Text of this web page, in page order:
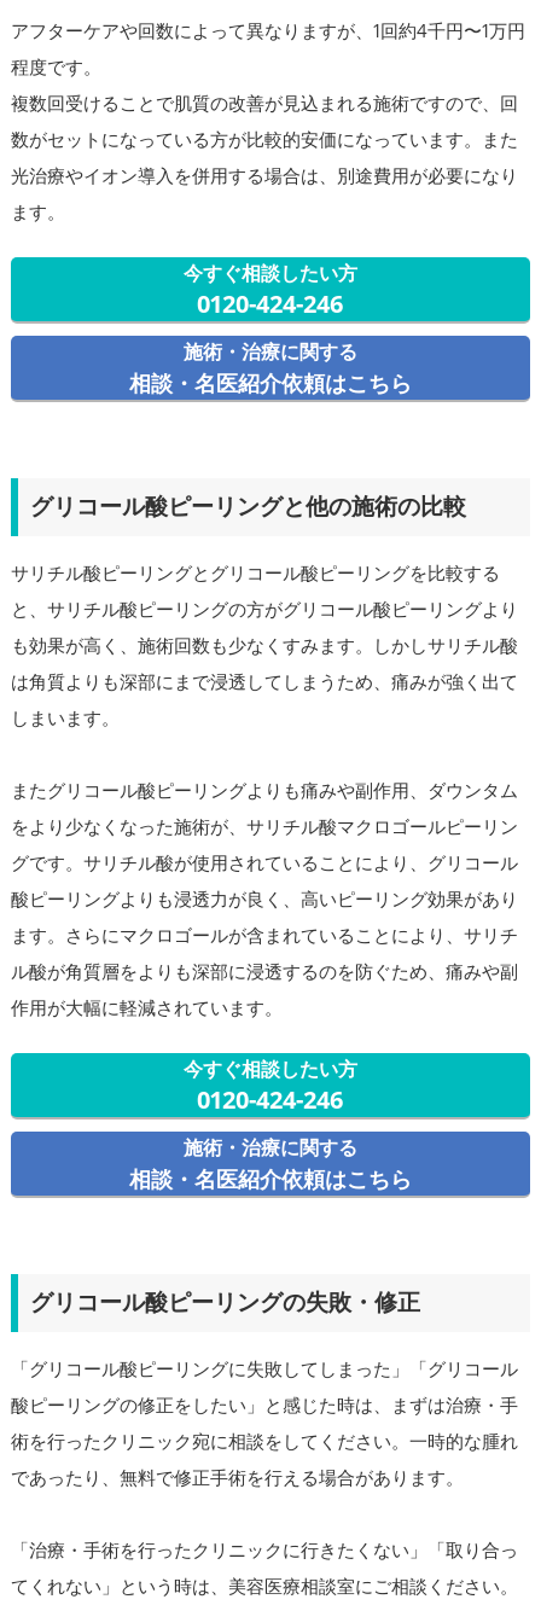
アフターケアや回数によって異なりますが、1回約4千円〜1万円
程度です。
複数回受けることで肌質の改善が見込まれる施術ですので、回
数がセットになっている方が比較的安価になっています。また
光治療やイオン導入を併用する場合は、別途費用が必要になり
ます。
今すぐ相談したい方
0120-424-246
施術・治療に関する
相談・名医紹介依頼はこちら
グリコール酸ピーリングと他の施術の比較
サリチル酸ピーリングとグリコール酸ピーリングを比較する
と、サリチル酸ピーリングの方がグリコール酸ピーリングより
も効果が高く、施術回数も少なくすみます。しかしサリチル酸
は角質よりも深部にまで浸透してしまうため、痛みが強く出て
しまいます。
またグリコール酸ピーリングよりも痛みや副作用、ダウンタム
をより少なくなった施術が、サリチル酸マクロゴールピーリン
グです。サリチル酸が使用されていることにより、グリコール
酸ピーリングよりも浸透力が良く、高いピーリング効果があり
ます。さらにマクロゴールが含まれていることにより、サリチ
ル酸が角質層をよりも深部に浸透するのを防ぐため、痛みや副
作用が大幅に軽減されています。
今すぐ相談したい方
0120-424-246
施術・治療に関する
相談・名医紹介依頼はこちら
グリコール酸ピーリングの失敗・修正
「グリコール酸ピーリングに失敗してしまった」「グリコール
酸ピーリングの修正をしたい」と感じた時は、まずは治療・手
術を行ったクリニック宛に相談をしてください。一時的な腫れ
であったり、無料で修正手術を行える場合があります。
「治療・手術を行ったクリニックに行きたくない」「取り合っ
てくれない」という時は、美容医療相談室にご相談ください。